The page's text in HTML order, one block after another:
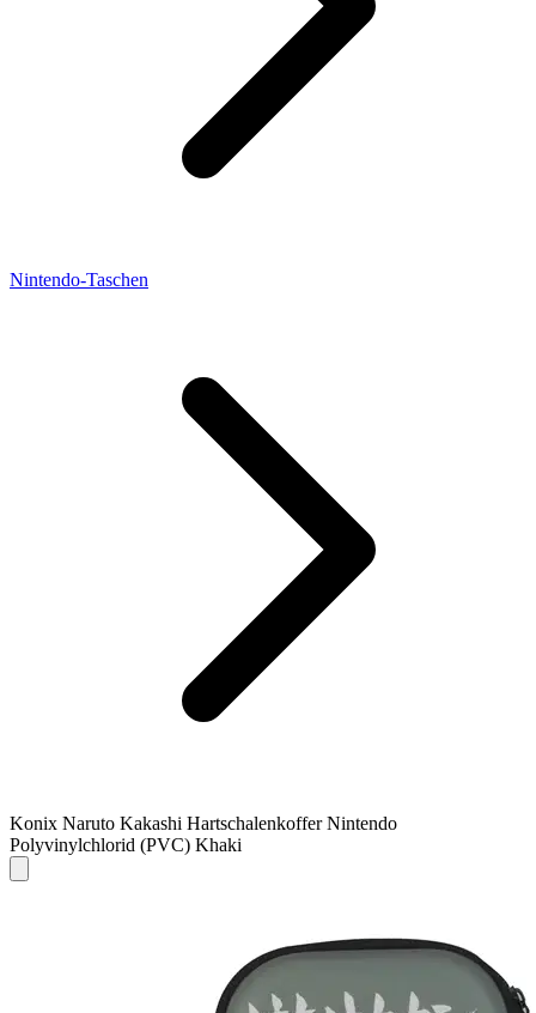
Nintendo-Taschen
Konix Naruto Kakashi Hartschalenkoffer Nintendo
Polyvinylchlorid (PVC) Khaki